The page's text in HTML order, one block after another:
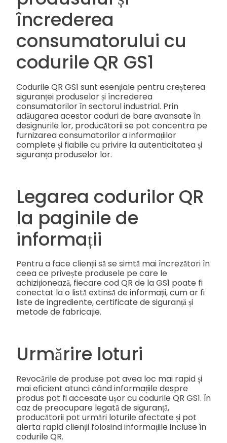
încrederea
consumatorului cu
codurile QR GS1
Codurile QR GS1 sunt esențiale pentru creșterea
siguranței produselor și încrederea
consumatorilor în sectorul industrial. Prin
adăugarea acestor coduri de bare avansate în
designurile lor, producătorii se pot concentra pe
furnizarea consumatorilor a informațiilor
complete și fiabile cu privire la autenticitatea și
siguranța produselor lor.
Legarea codurilor QR
la paginile de
informații
Pentru a face clienții să se simtă mai încrezători în
ceea ce privește produsele pe care le
achiziționează, fiecare cod QR de la GS1 poate fi
conectat la o listă extinsă de informații, cum ar fi
liste de ingrediente, certificate de siguranță și
metode de fabricație.
Urmărire loturi
Revocările de produse pot avea loc mai rapid și
mai eficient atunci când informațiile despre
produs pot fi accesate ușor cu codurile QR GS1. În
caz de preocupare legată de siguranță,
producătorii pot urmări loturile afectate și pot
alerta rapid clienții folosind informațiile incluse în
codurile QR.